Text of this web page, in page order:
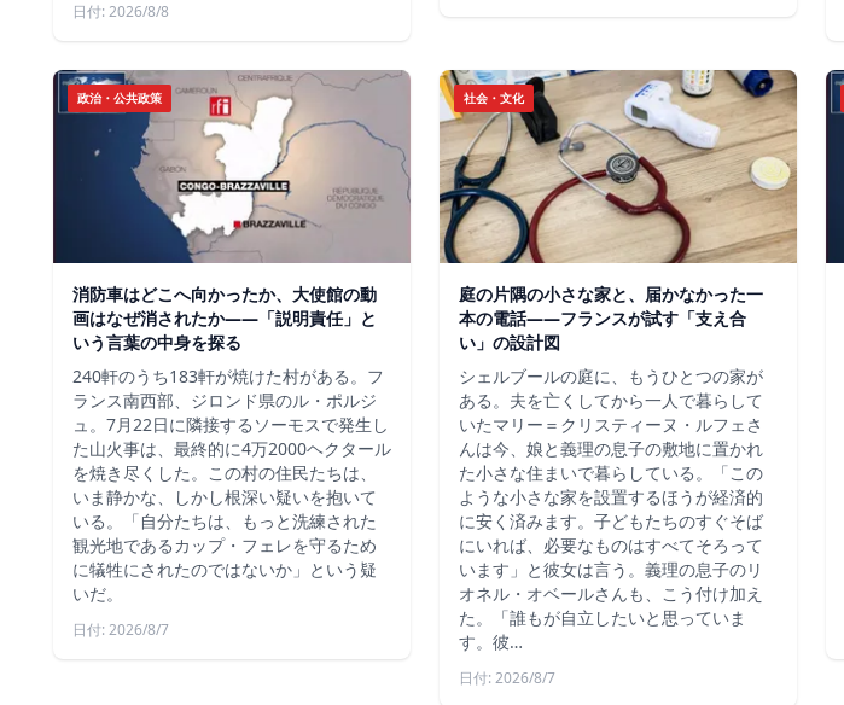
日付: 2026/8/8
政治・公共政策
消防車はどこへ向かったか、大使館の動
画はなぜ消されたか——「説明責任」と
いう言葉の中身を探る
240軒のうち183軒が焼けた村がある。フ
ランス南西部、ジロンド県のル・ポルジ
ュ。7月22日に隣接するソーモスで発生し
た山火事は、最終的に4万2000ヘクタール
を焼き尽くした。この村の住民たちは、
いま静かな、しかし根深い疑いを抱いて
いる。「自分たちは、もっと洗練された
観光地であるカップ・フェレを守るため
に犠牲にされたのではないか」という疑
いだ。
日付: 2026/8/7
社会・文化
庭の片隅の小さな家と、届かなかった一
本の電話——フランスが試す「支え合
い」の設計図
シェルブールの庭に、もうひとつの家が
ある。夫を亡くしてから一人で暮らして
いたマリー＝クリスティーヌ・ルフェさ
んは今、娘と義理の息子の敷地に置かれ
た小さな住まいで暮らしている。「この
ような小さな家を設置するほうが経済的
に安く済みます。子どもたちのすぐそば
にいれば、必要なものはすべてそろって
います」と彼女は言う。義理の息子のリ
オネル・オベールさんも、こう付け加え
た。「誰もが自立したいと思っていま
す。彼…
日付: 2026/8/7